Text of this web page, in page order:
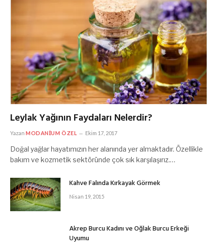
Leylak Yağının Faydaları Nelerdir?
Yazan MODANIUM ÖZEL Ekim 17, 2017
Doğal yağlar hayatımızın her alanında yer almaktadır. Özellikle
bakım ve kozmetik sektöründe çok sık karşılaşırız.…
Kahve Falında Kırkayak Görmek
Nisan 19, 2015
Akrep Burcu Kadını ve Oğlak Burcu Erkeği
Uyumu